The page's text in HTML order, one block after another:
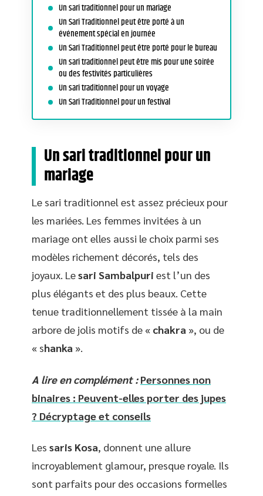
Un sari traditionnel pour un mariage
Un Sari Traditionnel peut être porté à un
événement spécial en journée
Un Sari Traditionnel peut être porté pour le bureau
Un sari traditionnel peut être mis pour une soirée
ou des festivités particulières
Un sari traditionnel pour un voyage
Un Sari Traditionnel pour un festival
Un sari traditionnel pour un
mariage
Le sari traditionnel est assez précieux pour
les mariées. Les femmes invitées à un
mariage ont elles aussi le choix parmi ses
modèles richement décorés, tels des
joyaux. Lesari Sambalpuri est l’un des
plus élégants et des plus beaux. Cette
tenue traditionnellement tissée à la main
arbore de jolis motifs de « chakra », ou de
« shanka ».
A lire en complément : Personnes non
binaires : Peuvent-elles porter des jupes
? Décryptage et conseils
Les saris Kosa, donnent une allure
incroyablement glamour, presque royale. Ils
sont parfaits pour des occasions formelles